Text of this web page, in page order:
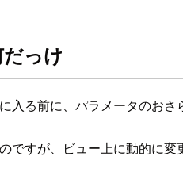
っけ
入る前に、パラメータのおさ
ですが、ビュー上に動的に変